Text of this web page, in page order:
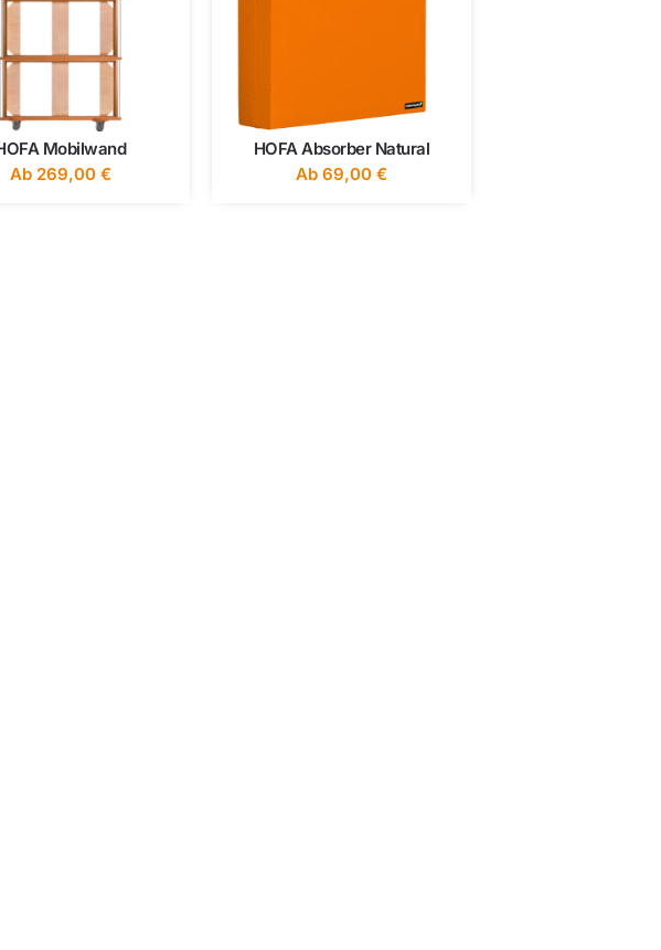
Mobilwand
Ab 269,00 €
HOFA Absorber Natural
Ab 69,00 €